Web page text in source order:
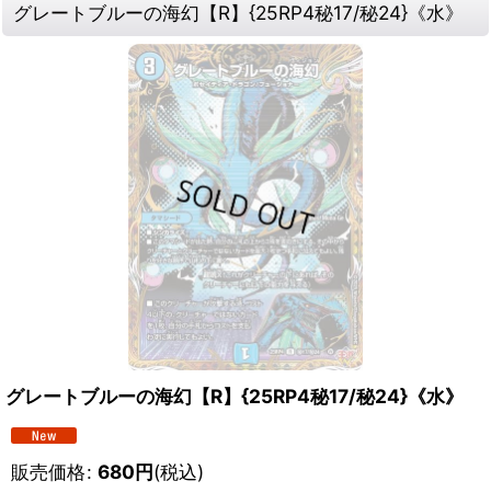
グレートブルーの海幻【R】{25RP4秘17/秘24}《水》
グレートブルーの海幻【R】{25RP4秘17/秘24}《水》
販売価格: 680円(税込)